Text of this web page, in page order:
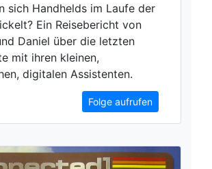
sich Handhelds im Laufe der
Ein Reisebericht von
Daniel über die letzten
mit ihren kleinen,
digitalen Assistenten.
Folge aufrufen